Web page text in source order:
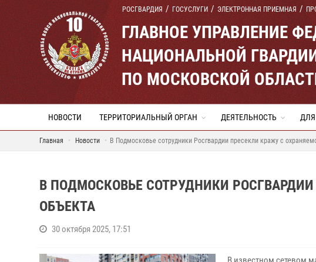
РОСГВАРДИЯ ГОСУСЛУГИ ЭЛЕКТРОННАЯ ПРИЕМНАЯ
ГЛАВНОЕ УПРАВЛЕНИЕ
НАЦИОНАЛЬНОЙ
ПО МОСКОВСКОЙ
НОВОСТИ ТЕРРИТОРИАЛЬНЫЙ ОРГАН ДЕЯТЕЛЬНОСТЬ
Главная Новости В Подмосковье сотрудники Росгвардии пресекли кражу с
В ПОДМОСКОВЬЕ СОТРУДНИКИ
ОБЪЕКТА
30 октября 2025, 17:51